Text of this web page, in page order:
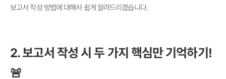
보고서 작성 방법에 대해서 쉽게 알려드리겠습니다.
2. 보고서 작성 시 두 가지 핵심만 기억하기!
🚨